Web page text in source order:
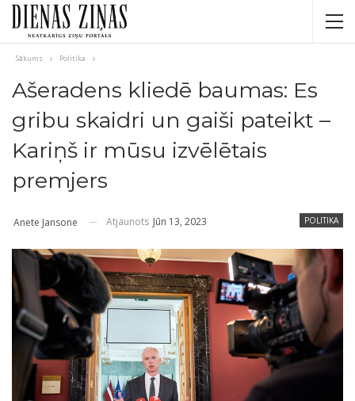
Sākums Politika
Ašeradens kliedē baumas: Es
gribu skaidri un gaiši pateikt –
Kariņš ir mūsu izvēlētais
premjers
POLITIKA
Anete Jansone Atjaunots Jūn 13, 2023